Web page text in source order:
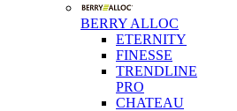
BERRY ALLOC
ETERNITY
FINESSE
TRENDLINE
PRO
CHATEAU